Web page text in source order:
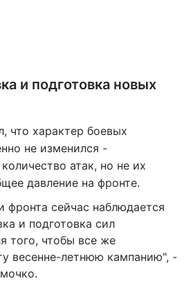
и подготовка новых
что характер боевых
не изменился -
атак, но не их
давление на фронте.
фронта сейчас наблюдается
и подготовка сил
того, чтобы все же
весенне-летнюю кампанию", -